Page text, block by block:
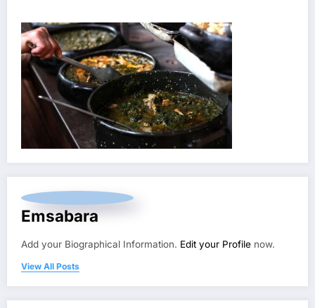
Emsabara
Add your Biographical Information. Edit your Profile now.
View All Posts